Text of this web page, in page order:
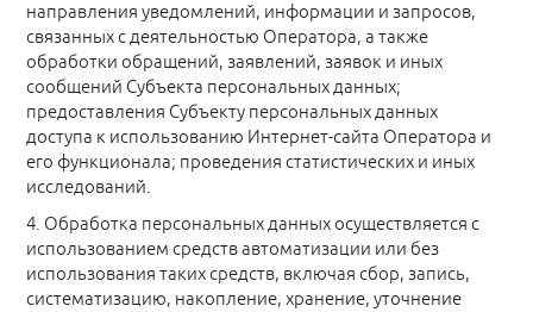
направления уведомлений, информации и запросов,
связанных с деятельностью Оператора, а также
обработки обращений, заявлений, заявок и иных
сообщений Субъекта персональных данных;
предоставления Субъекту персональных данных
доступа к использованию Интернет-сайта Оператора и
его функционала; проведения статистических и иных
исследований.
4. Обработка персональных данных осуществляется с
использованием средств автоматизации или без
использования таких средств, включая сбор, запись,
систематизацию, накопление, хранение, уточнение